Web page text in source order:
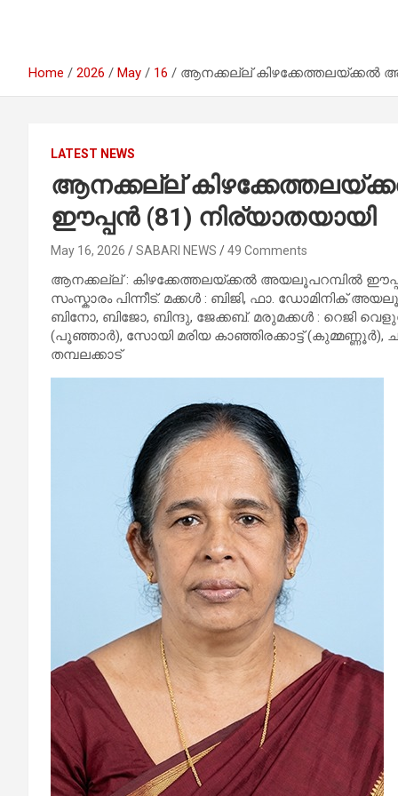
Home 2026 May 16 ആനക്കല്ല് കിഴക്കേത്തലയ്ക്കൽ
LATEST NEWS
ആനക്കല്ല്
ഈപ്പൻ (81) നിര്യാതയായി
May 16, 2026 SABARI NEWS 49 Comments
ആനക്കല്ല് : കിഴക്കേത്തലയ്ക്കൽ അയലൂപറമ്പിൽ
സംസ്കാരം പിന്നീട്. മക്കൾ : ബിജി, ഫാ. ഡോമിനിക്
ബിനോ, ബിജോ, ബിന്ദു, ജേക്കബ്. മരുമക്കൾ : റെജി
(പൂഞ്ഞാർ), സോയി മരിയ കാഞ്ഞിരക്കാട്ട് (കുമ്മണ്ണൂർ),
തമ്പലക്കാട്